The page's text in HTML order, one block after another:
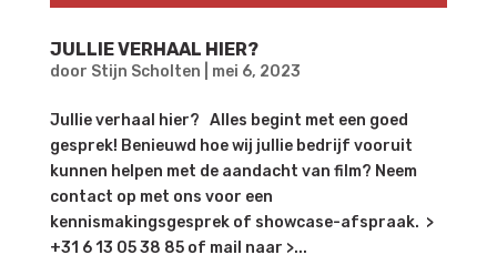
JULLIE VERHAAL HIER?
door Stijn Scholten mei 6, 2023
Jullie verhaal hier? Alles begint met een goed
gesprek! Benieuwd hoe wij jullie bedrijf vooruit
kunnen helpen met de aandacht van film? Neem
contact op met ons voor een
kennismakingsgesprek of showcase-afspraak. >
+31 6 13 05 38 85 of mail naar >...